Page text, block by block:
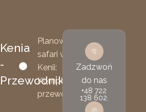
Kenia
-
Przewodnik
Planowanie
safari w
Kenii:
Kompletny
przewodnik
Zadzwoń
do nas
+48 722
138 602.